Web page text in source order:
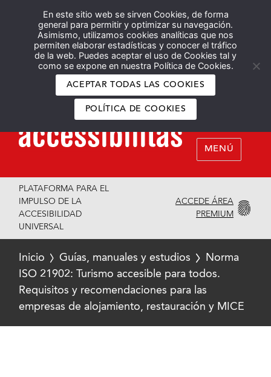
En este sitio web se sirven Cookies, de forma
general para permitir y optimizar su navegación.
Asimismo, utilizamos cookies analíticas que nos
permiten elaborar estadísticas y conocer el tráfico
de la web. Puedes aceptar el uso de Cookies tal y
como se expone en nuestra Política de Cookies.
ACEPTAR TODAS LAS COOKIES
POLÍTICA DE COOKIES
Español English
MENÚ
PLATAFORMA PARA EL
IMPULSO DE LA
ACCESIBILIDAD
UNIVERSAL
ACCEDE ÁREA
PREMIUM
Inicio Guías, manuales y estudios
Norma
ISO 21902: Turismo accesible para todos.
Requisitos y recomendaciones para las
empresas de alojamiento, restauración y MICE